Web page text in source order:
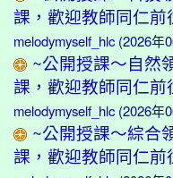
課，歡迎教師同仁前
melodymyself_hlc (2026年
~公開授課～自然
課，歡迎教師同仁前
melodymyself_hlc (2026年
~公開授課～綜合
課，歡迎教師同仁前